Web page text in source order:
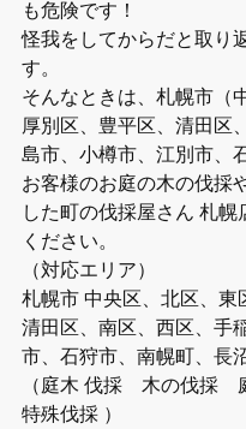
も危険です！
怪我をしてからだと取り
す。
そんなときは、札幌市（
厚別区、豊平区、清田区
島市、小樽市、江別市、
お客様のお庭の木の伐採
した町の伐採屋さん 札
ください。
（対応エリア）
札幌市 中央区、北区、東
清田区、南区、西区、手
市、石狩市、南幌町、長
（庭木 伐採 木の伐
特殊伐採 ）